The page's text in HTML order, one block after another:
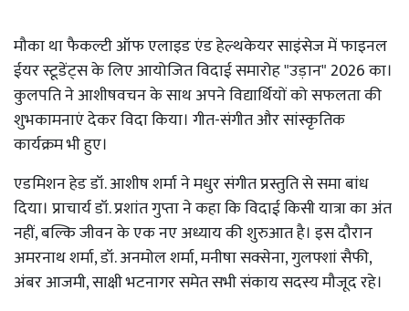
मौका था फैकल्टी ऑफ एलाइड एंड हेल्थकेयर साइंसेज में फाइनल
ईयर स्टूडेंट्स के लिए आयोजित विदाई समारोह "उड़ान" 2026 का।
कुलपति ने आशीषवचन के साथ अपने विद्यार्थियों को सफलता की
शुभकामनाएं देकर विदा किया। गीत-संगीत और सांस्कृतिक
कार्यक्रम भी हुए।
एडमिशन हेड डॉ. आशीष शर्मा ने मधुर संगीत प्रस्तुति से समा बांध
दिया। प्राचार्य डॉ. प्रशांत गुप्ता ने कहा कि विदाई किसी यात्रा का अंत
नहीं, बल्कि जीवन के एक नए अध्याय की शुरुआत है। इस दौरान
अमरनाथ शर्मा, डॉ. अनमोल शर्मा, मनीषा सक्सेना, गुलफ्शां सैफी,
अंबर आजमी, साक्षी भटनागर समेत सभी संकाय सदस्य मौजूद रहे।